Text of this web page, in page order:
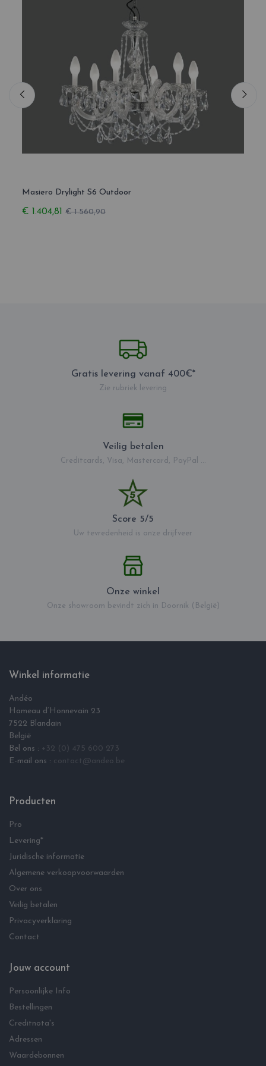
Masiero Drylight S6 Outdoor
€ 1.404,81 € 1.560,90
Gratis levering vanaf 400€*
Zie rubriek levering
Veilig betalen
Creditcards, Visa, Mastercard, PayPal ...
Score 5/5
Uw tevredenheid is onze drijfveer
Onze winkel
Onze showroom bevindt zich in Doornik (België)
Winkel informatie
Andéo
Hameau d‘Honnevain 23
7522 Blandain
België
Bel ons : +32 (0) 475 600 273
E-mail ons : contact@andeo.be
Producten
Pro
Levering*
Juridische informatie
Algemene verkoopvoorwaarden
Over ons
Veilig betalen
Privacyverklaring
Contact
Jouw account
Persoonlijke Info
Bestellingen
Creditnota's
Adressen
Waardebonnen